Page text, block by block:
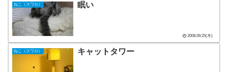
ねこ（スワロ） 眠い
2008.09.25(木)
ねこ（スワロ） キャットタワー